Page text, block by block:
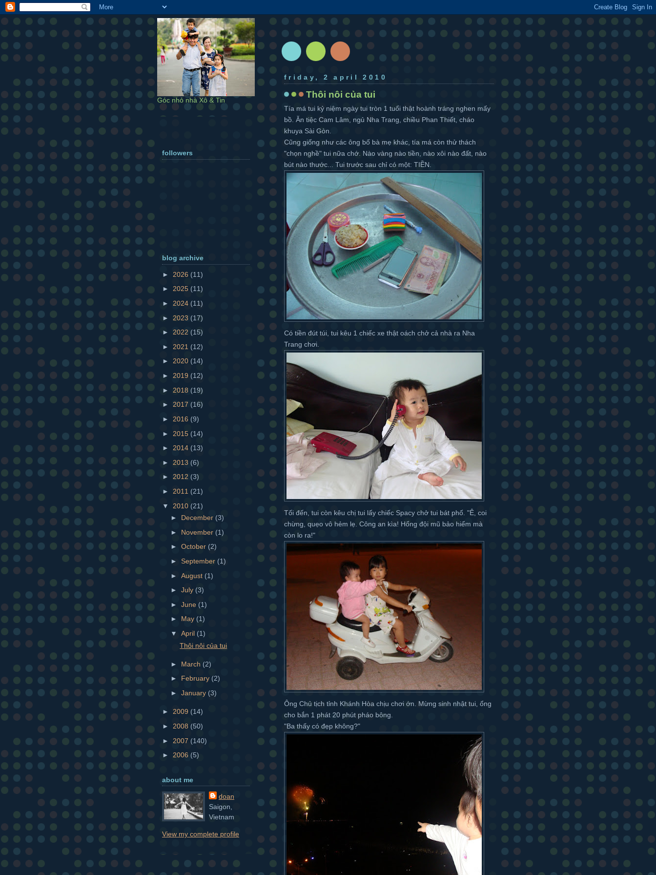
friday, 2 april 2010
Thôi nôi của tui
Tía má tui kỷ niệm ngày tui tròn 1 tuổi thật hoành tráng nghen mấy
bồ. Ăn tiệc Cam Lâm, ngủ Nha Trang, chiều Phan Thiết, cháo
khuya Sài Gòn.
Cũng giống như các ông bố bà mẹ khác, tía má còn thử thách
"chọn nghề" tui nữa chớ. Nào vàng nào tiền, nào xôi nào đất, nào
bút nào thước... Tui trước sau chỉ có một: TIỀN.
Có tiền đút túi, tui kêu 1 chiếc xe thật oách chở cả nhà ra Nha
Trang chơi.
Tối đến, tui còn kêu chị tui lấy chiếc Spacy chở tui bát phố. "Ê, coi
chừng, quẹo vô hẻm lẹ. Công an kìa! Hổng đội mũ bảo hiểm mà
còn lo ra!"
Ông Chủ tịch tỉnh Khánh Hòa chịu chơi ớn. Mừng sinh nhật tui, ổng
cho bắn 1 phát 20 phút pháo bông.
"Ba thấy có đẹp không?"
Góc nhỏ nhà Xô & Tin
followers
blog archive
► 2026 (11)
► 2025 (11)
► 2024 (11)
► 2023 (17)
► 2022 (15)
► 2021 (12)
► 2020 (14)
► 2019 (12)
► 2018 (19)
► 2017 (16)
► 2016 (9)
► 2015 (14)
► 2014 (13)
► 2013 (6)
► 2012 (3)
► 2011 (21)
▼ 2010 (21)
► December (3)
► November (1)
►October (2)
►September (1)
►August (1)
►July (3)
►June (1)
► May (1)
▼April (1)
Thôi nôi của tui
► March (2)
► February (2)
►January (3)
► 2009 (14)
► 2008 (50)
► 2007 (140)
► 2006 (5)
about me
doan
Saigon,
Vietnam
View my complete profile